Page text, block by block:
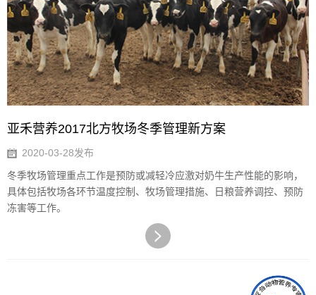
亚禾营养2017北方牧场冬季管理新方案
2020-03-28发布
冬季牧场管理重点工作是预防或减轻冷应激对奶牛生产性能的影响，
具体包括牧场各环节温度控制、牧场管理措施、日粮营养调控、预防
冻害等工作。